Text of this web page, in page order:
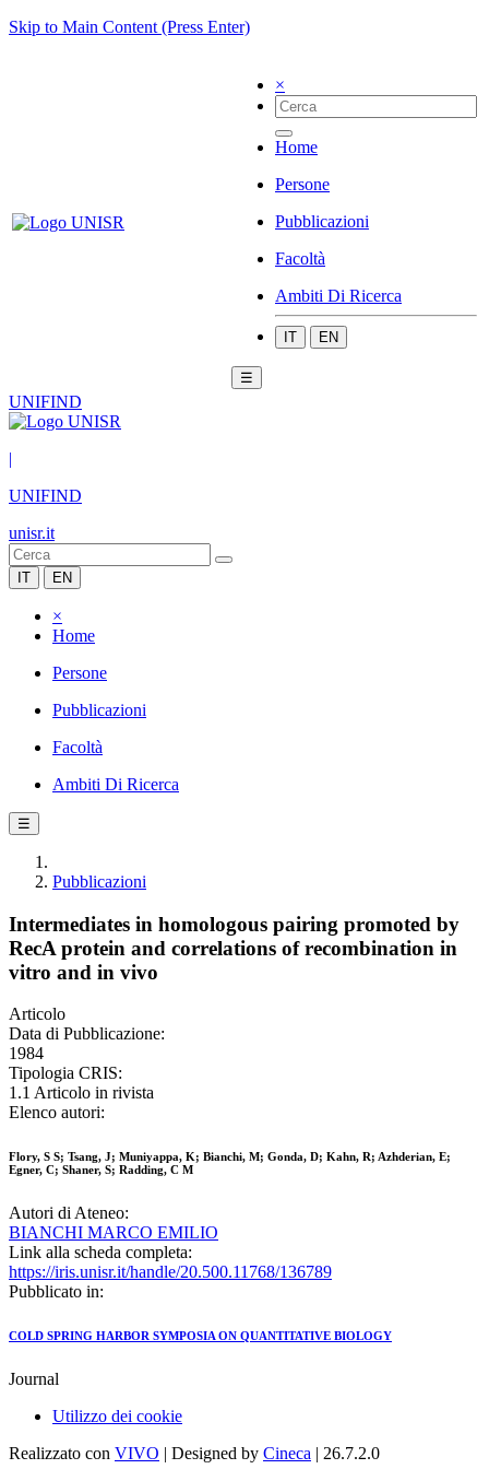
Skip to Main Content (Press Enter)
×
Home
Persone
Pubblicazioni
Facoltà
Ambiti Di Ricerca
IT EN
☰
UNIFIND
|
UNIFIND
unisr.it
IT EN
×
Home
Persone
Pubblicazioni
Facoltà
Ambiti Di Ricerca
☰
Pubblicazioni
Intermediates in homologous pairing promoted by
RecA protein and correlations of recombination in
vitro and in vivo
Articolo
Data di Pubblicazione:
1984
Tipologia CRIS:
1.1 Articolo in rivista
Elenco autori:
Flory, S S; Tsang, J; Muniyappa, K; Bianchi, M; Gonda, D; Kahn, R; Azhderian, E;
Egner, C; Shaner, S; Radding, C M
Autori di Ateneo:
BIANCHI MARCO EMILIO
Link alla scheda completa:
https://iris.unisr.it/handle/20.500.11768/136789
Pubblicato in:
COLD SPRING HARBOR SYMPOSIA ON QUANTITATIVE BIOLOGY
Journal
Utilizzo dei cookie
Realizzato con VIVO | Designed by Cineca | 26.7.2.0